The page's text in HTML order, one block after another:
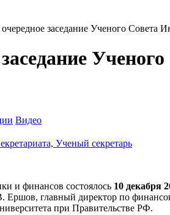
заседание Ученого Совета
Видео
Ученый секретарь
и финансов состоялось 10 декабря
Ершов, главный директор по
при Правительстве РФ.